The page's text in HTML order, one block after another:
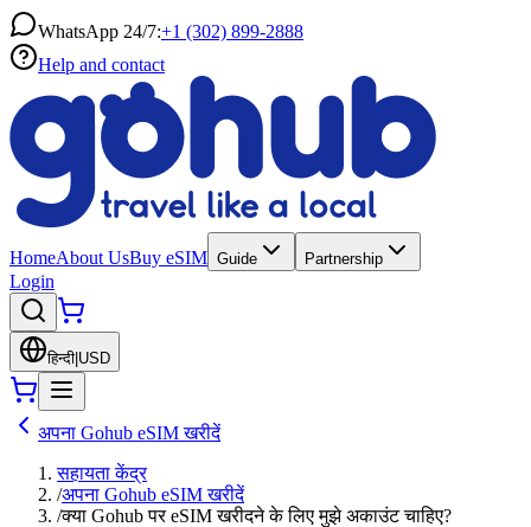
WhatsApp 24/7:+1 (302) 899-2888
Help and contact
HomeAbout UsBuy eSIM Guide Partnership
Login
हिन्दी USD
अपना Gohub eSIM खरीदें
सहायता केंद्र
/अपना Gohub eSIM खरीदें
/क्या Gohub पर eSIM खरीदने के लिए मुझे अकाउंट चाहिए?